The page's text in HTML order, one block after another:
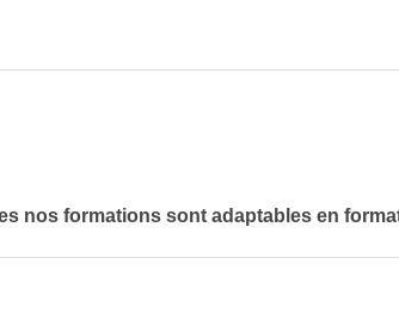
nos formations sont adaptables en